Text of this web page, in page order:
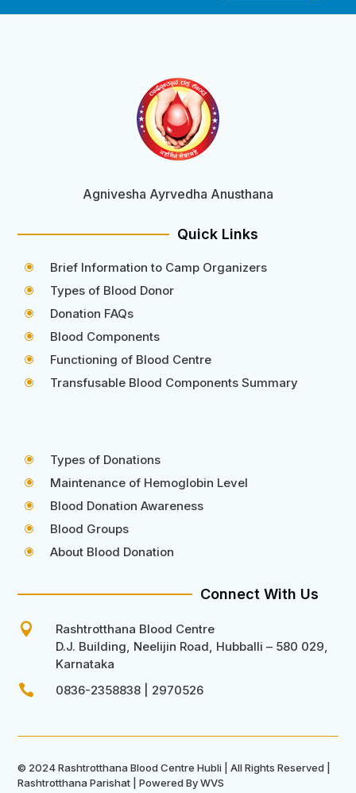
Agnivesha Ayrvedha Anusthana
Quick Links
\ Brief Information to Camp Organizers
\ Types of Blood Donor
\ Donation FAQs
\ Blood Components
\ Functioning of Blood Centre
\ Transfusable Blood Components Summary
\ Types of Donations
\ Maintenance of Hemoglobin Level
\ Blood Donation Awareness
\ Blood Groups
\ About Blood Donation
Connect With Us

Rashtrotthana Blood Centre
D.J. Building, Neelijin Road, Hubballi – 580 029,
Karnataka
 0836-2358838 | 2970526
© 2024 Rashtrotthana Blood Centre Hubli | All Rights Reserved |
Rashtrotthana Parishat | Powered ByWVS